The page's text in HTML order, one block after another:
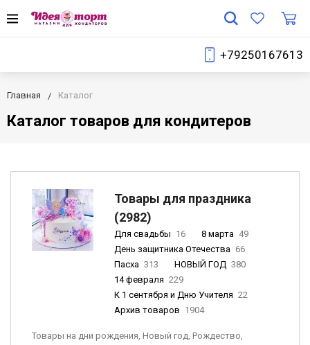
+79250167613
Главная Каталог
Каталог товаров для кондитеров
Товары для праздника
(2982)
Для свадьбы 16 8 марта 49
День защитника Отечества 66
Пасха 313 НОВЫЙ ГОД 380
14 февраля 229
К 1 сентября и Дню Учителя 22
Архив товаров 1904
Товары на дни рождения, Новый год, Рождество,